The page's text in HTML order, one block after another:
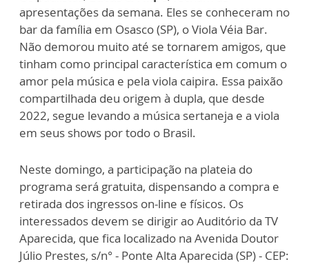
apresentações da semana. Eles se conheceram no
bar da família em Osasco (SP), o Viola Véia Bar.
Não demorou muito até se tornarem amigos, que
tinham como principal característica em comum o
amor pela música e pela viola caipira. Essa paixão
compartilhada deu origem à dupla, que desde
2022, segue levando a música sertaneja e a viola
em seus shows por todo o Brasil.
Neste domingo, a participação na plateia do
programa será gratuita, dispensando a compra e
retirada dos ingressos on-line e físicos. Os
interessados devem se dirigir ao Auditório da TV
Aparecida, que fica localizado na Avenida Doutor
Júlio Prestes, s/n° - Ponte Alta Aparecida (SP) - CEP: